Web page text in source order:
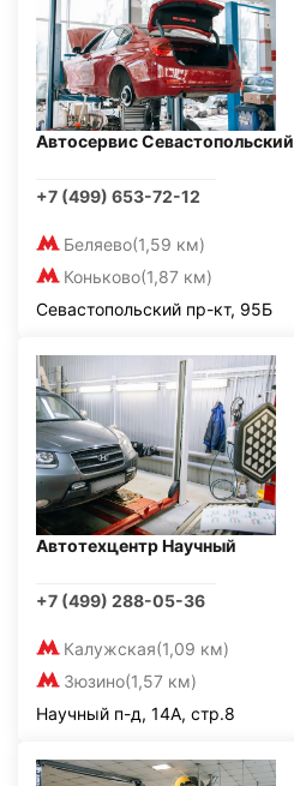
Автосервис Севастопольский
+7 (499) 653-72-12
Беляево(1,59 км)
Коньково(1,87 км)
Севастопольский пр-кт, 95Б
Автотехцентр Научный
+7 (499) 288-05-36
Калужская(1,09 км)
Зюзино(1,57 км)
Научный п-д, 14А, стр.8